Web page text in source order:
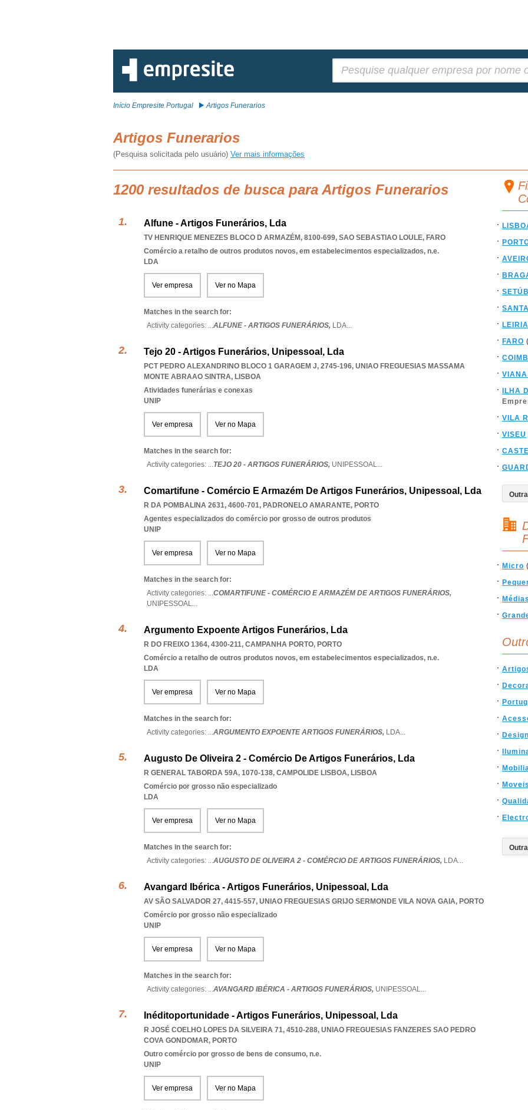
Início Empresite Portugal Artigos Funerarios
Artigos Funerarios
(Pesquisa solicitada pelo usuário) Ver mais informações
1200 resultados de busca para Artigos Funerarios
Alfune - Artigos Funerários, Lda
TV HENRIQUE MENEZES BLOCO D ARMAZÉM, 8100-699, SAO SEBASTIAO LOULE, FARO
Comércio a retalho de outros produtos novos, em estabelecimentos especializados, n.e.
LDA
Ver empresa Ver no Mapa
Matches in the search for:
Activity categories: ...ALFUNE - ARTIGOS FUNERÁRIOS, LDA...
Tejo 20 - Artigos Funerários, Unipessoal, Lda
PCT PEDRO ALEXANDRINO BLOCO 1 GARAGEM J, 2745-196, UNIAO FREGUESIAS MASSAMA
MONTE ABRAAO SINTRA, LISBOA
Atividades funerárias e conexas
UNIP
Ver empresa Ver no Mapa
Matches in the search for:
Activity categories: ...TEJO 20 - ARTIGOS FUNERÁRIOS, UNIPESSOAL...
Comartifune - Comércio E Armazém De Artigos Funerários, Unipessoal, Lda
R DA POMBALINA 2631, 4600-701, PADRONELO AMARANTE, PORTO
Agentes especializados do comércio por grosso de outros produtos
UNIP
Ver empresa Ver no Mapa
Matches in the search for:
Activity categories: ...COMARTIFUNE - COMÉRCIO E ARMAZÉM DE ARTIGOS FUNERÁRIOS,
UNIPESSOAL...
Argumento Expoente Artigos Funerários, Lda
R DO FREIXO 1364, 4300-211, CAMPANHA PORTO, PORTO
Comércio a retalho de outros produtos novos, em estabelecimentos especializados, n.e.
LDA
Ver empresa Ver no Mapa
Matches in the search for:
Activity categories: ...ARGUMENTO EXPOENTE ARTIGOS FUNERÁRIOS, LDA...
Augusto De Oliveira 2 - Comércio De Artigos Funerários, Lda
R GENERAL TABORDA 59A, 1070-138, CAMPOLIDE LISBOA, LISBOA
Comércio por grosso não especializado
LDA
Ver empresa Ver no Mapa
Matches in the search for:
Activity categories: ...AUGUSTO DE OLIVEIRA 2 - COMÉRCIO DE ARTIGOS FUNERÁRIOS, LDA...
Avangard Ibérica - Artigos Funerários, Unipessoal, Lda
AV SÃO SALVADOR 27, 4415-557, UNIAO FREGUESIAS GRIJO SERMONDE VILA NOVA GAIA, PORTO
Comércio por grosso não especializado
UNIP
Ver empresa Ver no Mapa
Matches in the search for:
Activity categories: ...AVANGARD IBÉRICA - ARTIGOS FUNERÁRIOS, UNIPESSOAL...
Inéditoportunidade - Artigos Funerários, Unipessoal, Lda
R JOSÉ COELHO LOPES DA SILVEIRA 71, 4510-288, UNIAO FREGUESIAS FANZERES SAO PEDRO
COVA GONDOMAR, PORTO
Outro comércio por grosso de bens de consumo, n.e.
UNIP
Ver empresa Ver no Mapa
LEIRIA
FARO
ILHA
VILA
VISEU
Micro
Médias
Design
Moveis